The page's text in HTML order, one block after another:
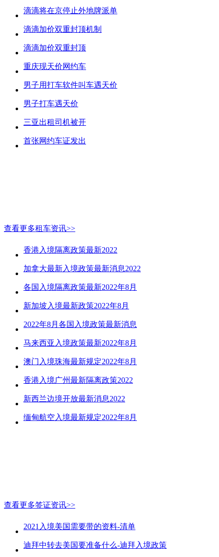
滴滴将在京停止外地牌派单
滴滴加价双重封顶机制
滴滴加价双重封顶
重庆现天价网约车
男子用打车软件叫车遇天价
男子打车遇天价
三亚出租司机被开
首张网约车证发出
查看更多租车资讯>>
香港入境隔离政策最新2022
加拿大最新入境政策最新消息2022
各国入境隔离政策最新2022年8月
新加坡入境最新政策2022年8月
2022年8月各国入境政策最新消息
马来西亚入境政策最新2022年8月
澳门入境珠海最新规定2022年8月
香港入境广州最新隔离政策2022
新西兰边境开放最新消息2022
缅甸航空入境最新规定2022年8月
查看更多签证资讯>>
2021入境美国需要带的资料-清单
迪拜中转去美国要准备什么-迪拜入境政策